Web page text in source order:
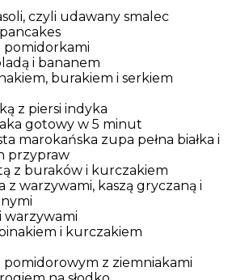
czyli udawany smalec
pomidorkami
i bananem
burakiem i serkiem
z piersi indyka
gotowy w 5 minut
marokańska zupa pełna białka i
przypraw
z buraków i kurczakiem
z warzywami, kaszą gryczaną i
warzywami
i kurczakiem
pomidorowym z ziemniakami